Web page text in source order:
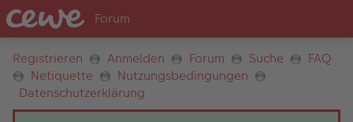
Registrieren Anmelden Forum Suche
FAQ
Netiquette
Nutzungsbedingungen
Datenschutzerklärung